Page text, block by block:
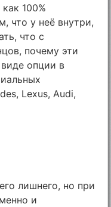
100%
что у неё внутри,
что с
почему эти
опции в
Lexus, Audi,
лишнего, но при
и